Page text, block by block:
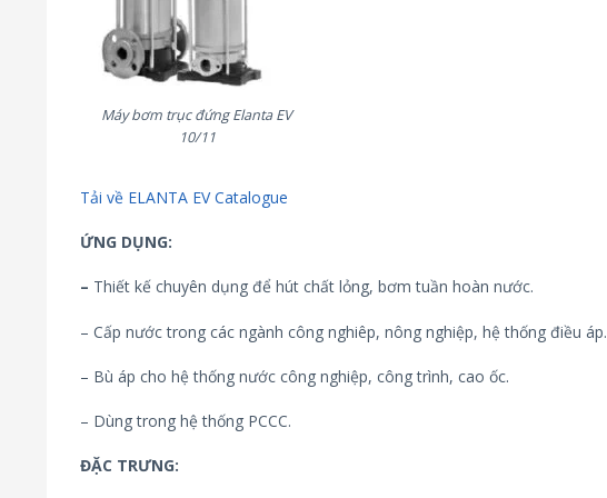
Máy bơm trục đứng Elanta EV
10/11
Tải về ELANTA EV Catalogue
ỨNG DỤNG:
– Thiết kế chuyên dụng để hút chất lỏng, bơm tuần hoàn nước.
– Cấp nước trong các ngành công nghiêp, nông nghiệp, hệ thống điều áp.
– Bù áp cho hệ thống nước công nghiệp, công trình, cao ốc.
– Dùng trong hệ thống PCCC.
ĐẶC TRƯNG: